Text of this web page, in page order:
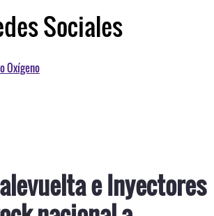
Sociales
Oxígeno
e Inyectores